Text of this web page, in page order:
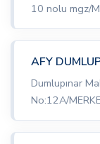
10 nolu mgz/
AFY
Dumlupınar
No:12A/